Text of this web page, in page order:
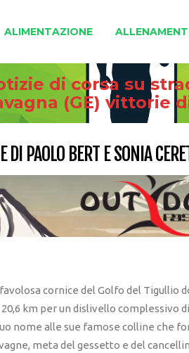
ALIMENTAZIONE
di corsa su
(GE) vittorie
PAOLO BERT E SONIA
cornice del Golfo del Tigullio
km per un dislivello complessivo
nome alle sue famose colline che
meta del gessetto e del